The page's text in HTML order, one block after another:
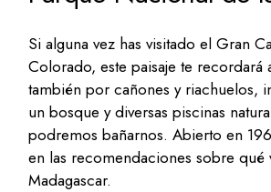
Si alguna vez has visitado el Gran
Colorado, este paisaje te recordará
también por cañones y riachuelos,
un bosque y diversas piscinas
podremos bañarnos. Abierto en
en las recomendaciones sobre qué
Madagascar.